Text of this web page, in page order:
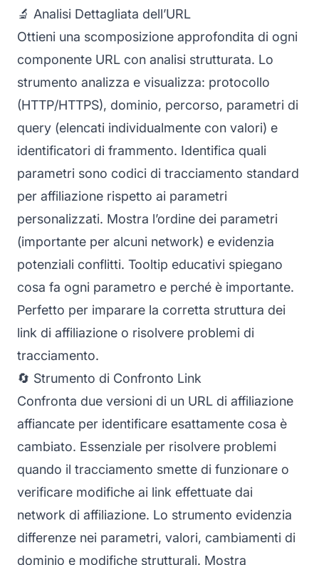
🔬 Analisi Dettagliata dell’URL
Ottieni una scomposizione approfondita di ogni
componente URL con analisi strutturata. Lo
strumento analizza e visualizza: protocollo
(HTTP/HTTPS), dominio, percorso, parametri di
query (elencati individualmente con valori) e
identificatori di frammento. Identifica quali
parametri sono codici di tracciamento standard
per affiliazione rispetto ai parametri
personalizzati. Mostra l’ordine dei parametri
(importante per alcuni network) e evidenzia
potenziali conflitti. Tooltip educativi spiegano
cosa fa ogni parametro e perché è importante.
Perfetto per imparare la corretta struttura dei
link di affiliazione o risolvere problemi di
tracciamento.
🔄 Strumento di Confronto Link
Confronta due versioni di un URL di affiliazione
affiancate per identificare esattamente cosa è
cambiato. Essenziale per risolvere problemi
quando il tracciamento smette di funzionare o
verificare modifiche ai link effettuate dai
network di affiliazione. Lo strumento evidenzia
differenze nei parametri, valori, cambiamenti di
dominio e modifiche strutturali. Mostra